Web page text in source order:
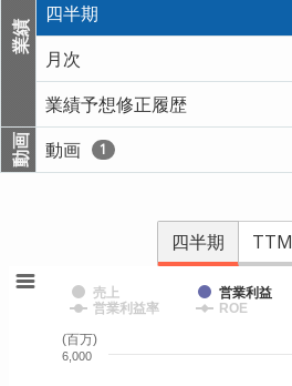
業績
四半期
月次
業績予想修正履歴
動画 動画 1
四半期 TTM
(百万)
売上 営業利益
営業利益率
ROE
6,000